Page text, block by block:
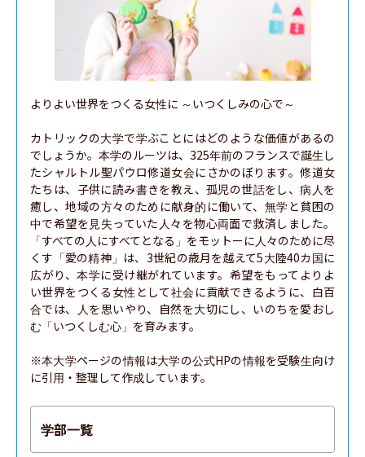
よりよい世界をつくる女性に ～いつくしみの心で～
カトリックの大学で学ぶことにはどのような価値があるの
でしょうか。本学のルーツは、325年前のフランスで誕生し
たシャルトル聖パウロ修道女会にさかのぼります。修道女
たちは、子供に読み書きを教え、孤児の世話をし、病人を
癒し、地域の方々のために献身的に働いて、無学と貧困の
中で希望を見失っていた人々を物心両面で救済しました。
「すべての人にすべてとなる」をモットーに人々のために尽
くす「愛の精神」は、3世紀の歳月を越えて5大陸40カ国に
広がり、本学に受け継がれています。希望をもってよりよ
い世界をつくる女性として社会に貢献できるように、白百
合では、人を思いやり、自然を大切にし、いのちを愛おし
む「いつくしむ心」を育みます。
※本大学ページの情報は大学の公式HPの情報を受験生向け
に引用・整理して作成しています。
学部一覧